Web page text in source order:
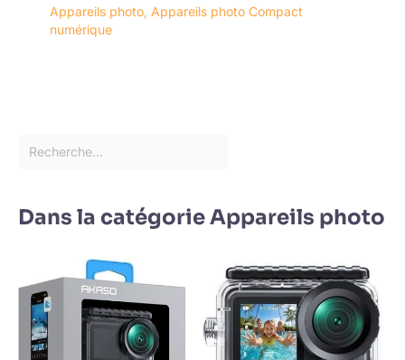
Appareils photo, Appareils photo Compact
numérique
Dans la catégorie Appareils photo